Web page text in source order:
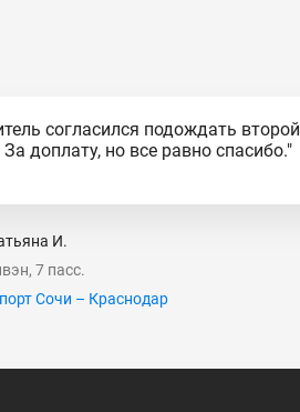
согласился подождать второй
За доплату, но все равно спасибо."
И.
7 пасс.
Сочи – Краснодар